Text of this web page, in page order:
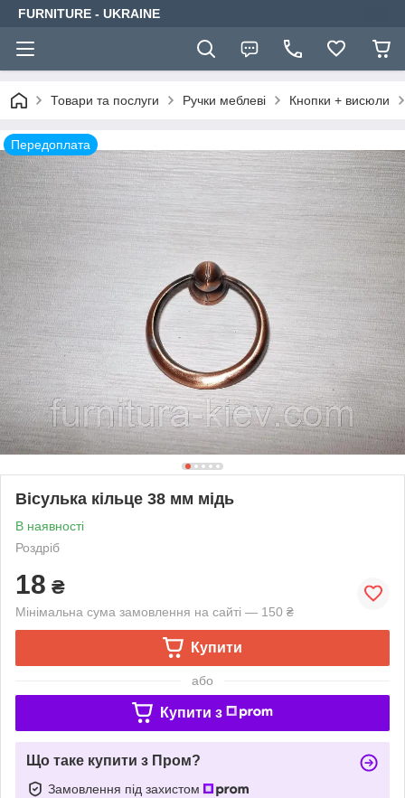
FURNITURE - UKRAINE
Товари та послуги Ручки меблеві Кнопки + висюли
Передоплата
Вісулька кільце 38 мм мідь
В наявності
Роздріб
18 ₴
Мінімальна сума замовлення на сайті — 150 ₴
Купити
або
Купити з
Що таке купити з Пром?
Замовлення під захистом